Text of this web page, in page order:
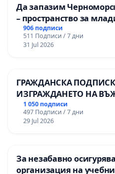
Да запазим
– пространство за
906 подписи
511 Подписи / 7 дни
31 Jul 2026
ГРАЖДАНСКА
ИЗГРАЖДАНЕТО НА
НА ТЕРИТОРИЯТА НА
ЗАБЕЛЕЖИТЕЛНОСТ
ОСВОБОДИТЕЛИТЕ“
1 050 подписи
497 Подписи / 7 дни
29 Jul 2026
За незабавно
организация на